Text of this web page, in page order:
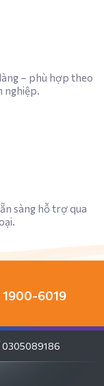
– phù hợp theo
nghiệp.
sàng hỗ trợ qua
1900-6019
0305089186